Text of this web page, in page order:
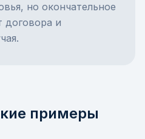
но окончательное
договора и
примеры